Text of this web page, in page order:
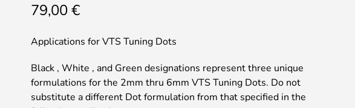
79,00€
Applications for VTS Tuning Dots
Black , White , and Green designations represent three unique
formulations for the 2mm thru 6mm VTS Tuning Dots. Do not
substitute a different Dot formulation from that specified in the